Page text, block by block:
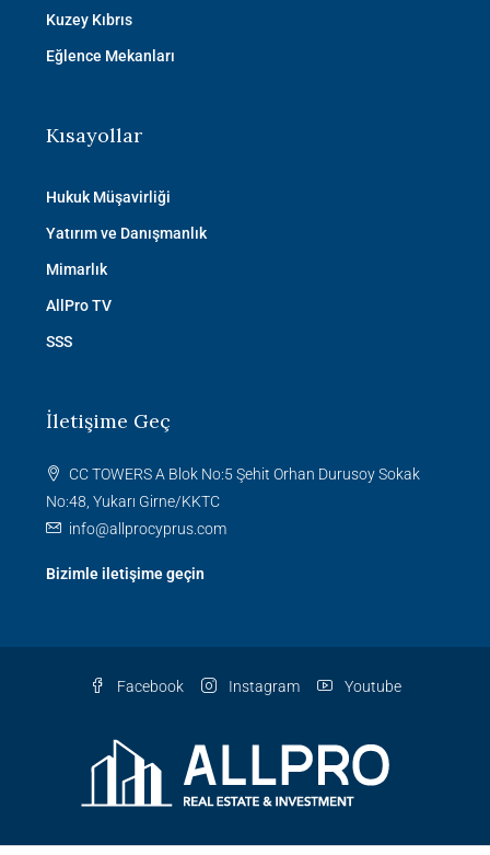
Kuzey Kıbrıs
Eğlence Mekanları
Kısayollar
Hukuk Müşavirliği
Yatırım ve Danışmanlık
Mimarlık
AllPro TV
SSS
İletişime Geç
CC TOWERS A Blok No:5 Şehit Orhan Durusoy Sokak
No:48, Yukarı Girne/KKTC
info@allprocyprus.com
Bizimle iletişime geçin
Facebook Instagram Youtube